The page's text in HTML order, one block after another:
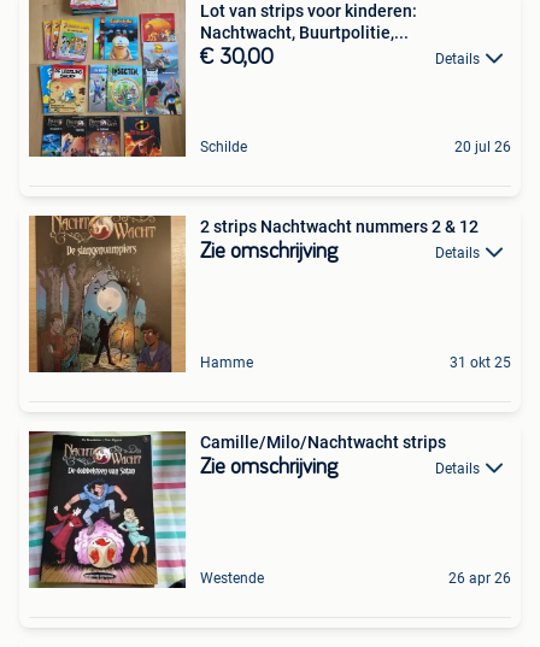
Lot van strips voor kinderen:
Nachtwacht, Buurtpolitie,...
€ 30,00 Details
Schilde 20 jul 26
2 strips Nachtwacht nummers 2 & 12
Zie omschrijving Details
Hamme 31 okt 25
Camille/Milo/Nachtwacht strips
Zie omschrijving Details
Westende 26 apr 26